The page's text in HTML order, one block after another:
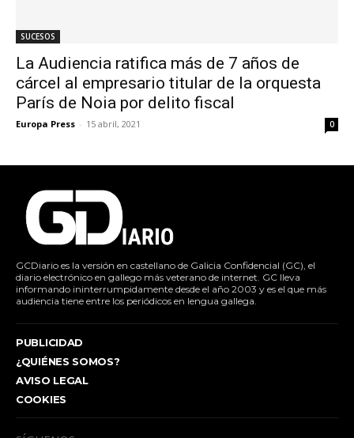
SUCESOS
La Audiencia ratifica más de 7 años de
cárcel al empresario titular de la orquesta
París de Noia por delito fiscal
Europa Press - 15 abril, 2021 0
GCDiario es la versión en castellano de Galicia Confidencial (GC), el
diario electrónico en gallego más veterano de internet. GC lleva
informando ininterrumpidamente desde el año 2003 y es el que más
audiencia tiene entre los periódicos en lengua gallega.
PUBLICIDAD
¿QUIÉNES SOMOS?
AVISO LEGAL
COOKIES